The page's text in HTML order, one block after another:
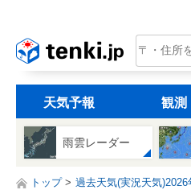
tenki.jp
天気予報 観測
雨雲レーダー
トップ 過去天気(実況天気)2026